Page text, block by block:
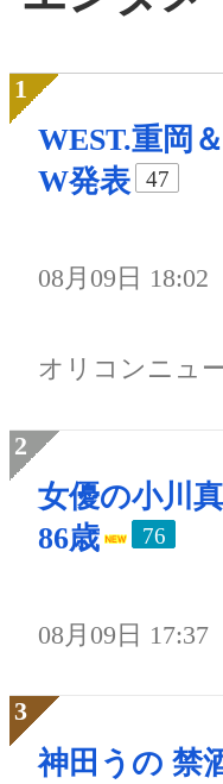
WEST.重岡
W発表
47
08月09日 18:02
オリコンニュ
女優の小川
86歳
76
08月09日 17:37
神田うの 禁